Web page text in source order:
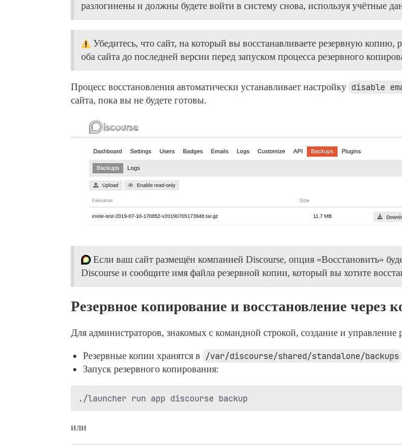
разлогинены и должны будете войти в систему снова, используя учётные
Убедитесь, что сайт, на который вы восстанавливаете резервную копию,
оба сайта до последней версии перед запуском процесса резервного
Процесс восстановления автоматически устанавливает настройку disable
сайта, пока вы не будете готовы.
Если ваш сайт размещён компанией Discourse, опция «Восстановить»
Discourse и сообщите имя файла резервной копии, который вы хотите
Резервное копирование и восстановление через
Для администраторов, знакомых с командной строкой, создание и
Резервные копии хранятся в /var/discourse/shared/standalone/backups
Запуск резервного копирования:
или